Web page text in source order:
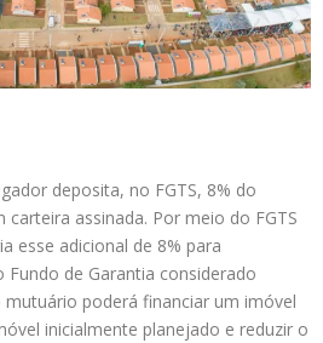
deposita, no FGTS, 8% do
assinada. Por meio do FGTS
esse adicional de 8% para
de Garantia considerado
poderá financiar um imóvel
inicialmente planejado e reduzir o